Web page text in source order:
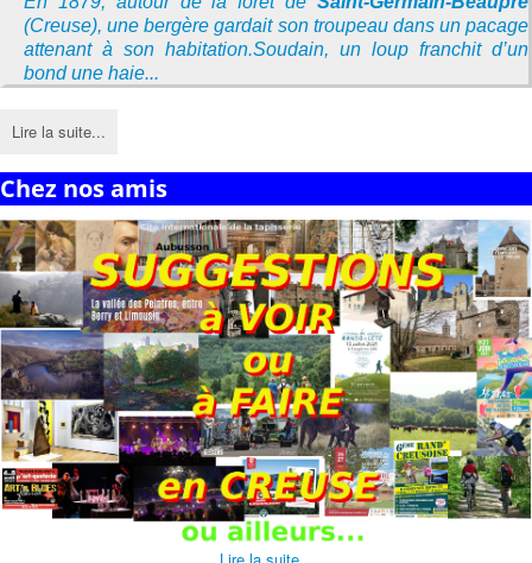
(Creuse), une bergère gardait son troupeau dans un pacage
attenant à son habitation.Soudain, un loup franchit d’un
bond une haie...
Lire la suite...
Chez nos amis